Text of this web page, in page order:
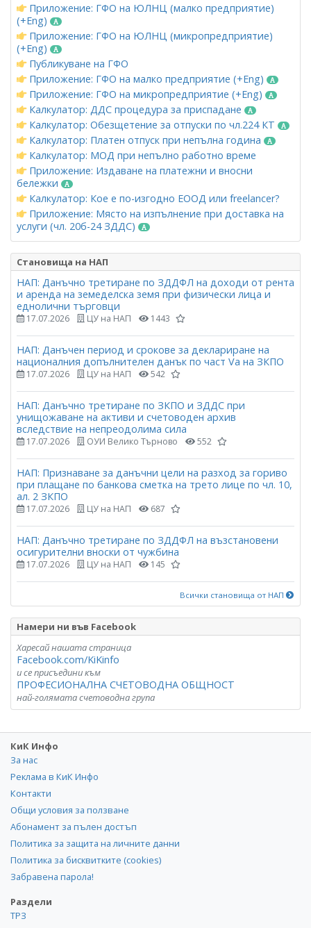
Приложение: ГФО на ЮЛНЦ (малко предприятие)
(+Eng)
Приложение: ГФО на ЮЛНЦ (микропредприятие)
(+Eng)
Публикуване на ГФО
Приложение: ГФО на малко предприятие (+Eng)
Приложение: ГФО на микропредприятие (+Eng)
Калкулатор: ДДС процедура за приспадане
Калкулатор: Обезщетение за отпуски по чл.224 КТ
Калкулатор: Платен отпуск при непълна година
Калкулатор: МОД при непълно работно време
Приложение: Издаване на платежни и вносни
бележки
Калкулатор: Кое е по-изгодно ЕООД или freelancer?
Приложение: Място на изпълнение при доставка на
услуги (чл. 20б-24 ЗДДС)
Становища на НАП
НАП: Данъчно третиране по ЗДДФЛ на доходи от рента
и аренда на земеделска земя при физически лица и
еднолични търговци
17.07.2026 ЦУ на НАП 1443
НАП: Данъчен период и срокове за деклариране на
националния допълнителен данък по част Vа на ЗКПО
17.07.2026 ЦУ на НАП 542
НАП: Данъчно третиране по ЗКПО и ЗДДС при
унищожаване на активи и счетоводен архив
вследствие на непреодолима сила
17.07.2026 ОУИ Велико Търново 552
НАП: Признаване за данъчни цели на разход за гориво
при плащане по банкова сметка на трето лице по чл. 10,
ал. 2 ЗКПО
17.07.2026 ЦУ на НАП 687
НАП: Данъчно третиране по ЗДДФЛ на възстановени
осигурителни вноски от чужбина
17.07.2026 ЦУ на НАП 145
Всички становища от НАП
Намери ни във Facebook
Харесай нашата страница
Facebook.com/KiKinfo
и се присъедини към
ПРОФЕСИОНАЛНА СЧЕТОВОДНА ОБЩНОСТ
най-голямата счетоводна група
КиК Инфо
За нас
Реклама в КиК Инфо
Контакти
Общи условия за ползване
Абонамент за пълен достъп
Политика за защита на личните данни
Политика за бисквитките (cookies)
Забравена парола!
Раздели
ТРЗ